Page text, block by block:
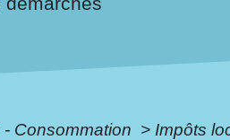
Consommation > Impôts